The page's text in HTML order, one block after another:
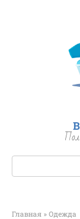
Поиск:
Главная » Одежда